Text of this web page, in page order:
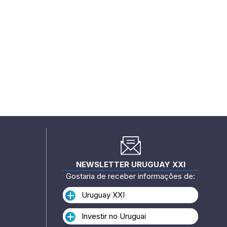
NEWSLETTER URUGUAY XXI
Gostaria de receber informações de:
Uruguay XXI
Investir no Uruguai